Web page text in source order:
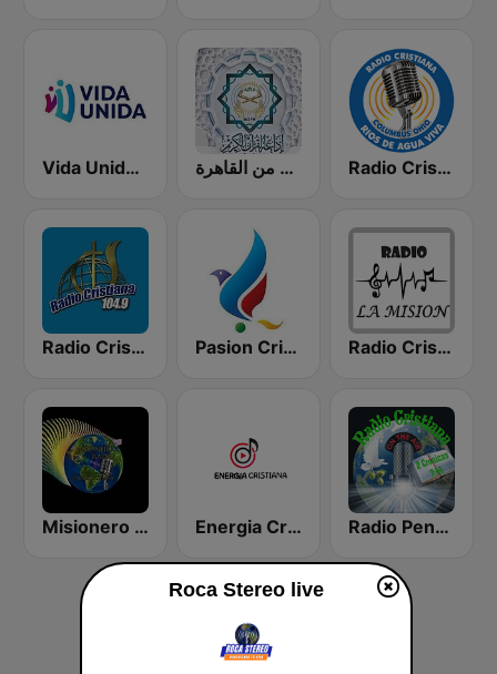
Vida Unida KHVU-FM 91.7 إذاعة القرآن الكريم من القاهرة Radio Cristiana Rios de Agua Viva
Radio Cristiana 104.9 FM Pasion Cristiana Radio Cristiana La Mision
Misionero Radio - Radio Cristiana Energia Cristiana Radio Pentecostes Cristiana
Roca Stereo live